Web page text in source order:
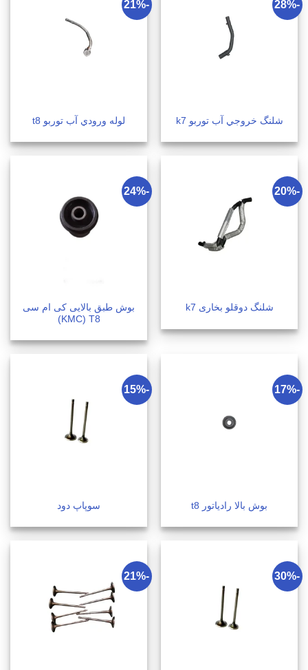
-28%
شلنگ خروجي آب توربو k7
-21%
لوله ورودي آب توربو t8
-20%
شلنگ دوقلو بخاری k7
-24%
بوش طبق بالایی کی ام سی
KMC) T8)
-17%
بوش بالا رادیاتور t8
-15%
سوپاپ دود
-30%
-21%